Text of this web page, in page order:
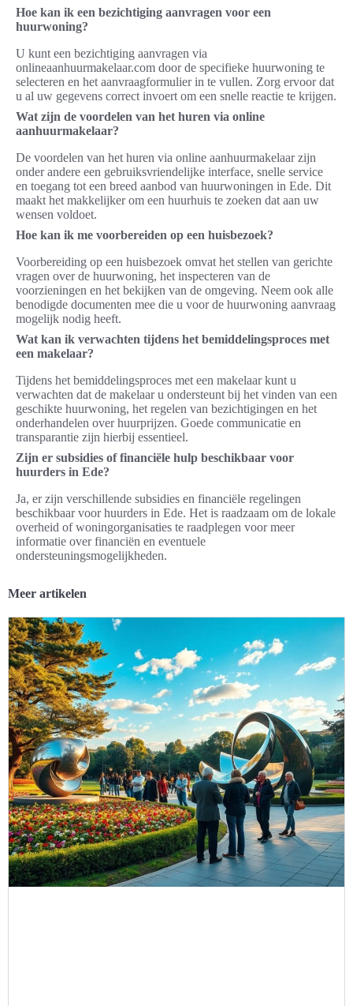
Hoe kan ik een bezichtiging aanvragen voor een
huurwoning?
U kunt een bezichtiging aanvragen via
onlineaanhuurmakelaar.com door de specifieke huurwoning te
selecteren en het aanvraagformulier in te vullen. Zorg ervoor dat
u al uw gegevens correct invoert om een snelle reactie te krijgen.
Wat zijn de voordelen van het huren via online
aanhuurmakelaar?
De voordelen van het huren via online aanhuurmakelaar zijn
onder andere een gebruiksvriendelijke interface, snelle service
en toegang tot een breed aanbod van huurwoningen in Ede. Dit
maakt het makkelijker om een huurhuis te zoeken dat aan uw
wensen voldoet.
Hoe kan ik me voorbereiden op een huisbezoek?
Voorbereiding op een huisbezoek omvat het stellen van gerichte
vragen over de huurwoning, het inspecteren van de
voorzieningen en het bekijken van de omgeving. Neem ook alle
benodigde documenten mee die u voor de huurwoning aanvraag
mogelijk nodig heeft.
Wat kan ik verwachten tijdens het bemiddelingsproces met
een makelaar?
Tijdens het bemiddelingsproces met een makelaar kunt u
verwachten dat de makelaar u ondersteunt bij het vinden van een
geschikte huurwoning, het regelen van bezichtigingen en het
onderhandelen over huurprijzen. Goede communicatie en
transparantie zijn hierbij essentieel.
Zijn er subsidies of financiële hulp beschikbaar voor
huurders in Ede?
Ja, er zijn verschillende subsidies en financiële regelingen
beschikbaar voor huurders in Ede. Het is raadzaam om de lokale
overheid of woningorganisaties te raadplegen voor meer
informatie over financiën en eventuele
ondersteuningsmogelijkheden.
Meer artikelen